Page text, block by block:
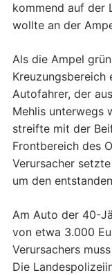
kommend auf der
wollte an der
Als die Ampel
Kreuzungsbereich
Autofahrer, der
Mehlis unterwegs
streifte mit der
Frontbereich des
Verursacher
um den
Am Auto der 40-
von etwa 3.000
Verursachers
Die